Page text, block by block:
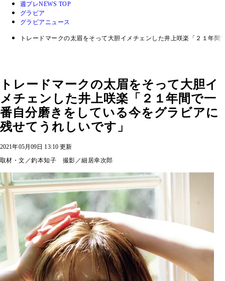
週プレNEWS TOP
グラビア
グラビアニュース
トレードマークの太眉をそって大胆イメチェンした井上咲楽「２１年
トレードマークの太眉をそって大胆イ
メチェンした井上咲楽「２１年間で一
番自分磨きをしている今をグラビアに
残せてうれしいです」
2021年05月09日 13:10 更新
取材・文／釣本知子 撮影／細居幸次郎